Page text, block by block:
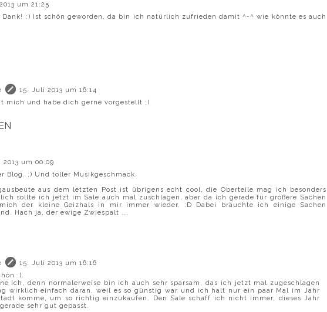
um 21:25
Dank! :) Ist schön geworden, da bin ich natürlich zufrieden damit ^-^ wie könnte es auch
15. Juli 2013 um 16:14
mich und habe dich gerne vorgestellt ;)
2013 um 00:09
Blog. ;) Und toller Musikgeschmack.
aus dem letzten Post ist übrigens echt cool, die Oberteile mag ich besonders
sollte ich jetzt im Sale auch mal zuschlagen, aber da ich gerade für größere Sachen
der kleine Geizhals in mir immer wieder. :D Dabei bräuchte ich einige Sachen
Hach ja, der ewige Zwiespalt ...
15. Juli 2013 um 16:16
:).
ich, denn normalerweise bin ich auch sehr sparsam, das ich jetzt mal zugeschlagen
wirklich einfach daran, weil es so günstig war und ich halt nur ein paar Mal im Jahr
komme, um so richtig einzukaufen. Den Sale schaff ich nicht immer, dieses Jahr
sehr gut gepasst.